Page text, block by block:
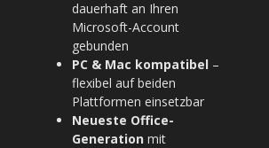
dauerhaft an Ihren
Microsoft-Account
gebunden
PC & Mac kompatibel –
flexibel auf beiden
Plattformen einsetzbar
Neueste Office-
Generation mit